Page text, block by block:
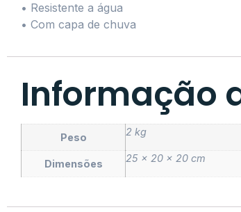
• Resistente a água
• Com capa de chuva
Informação
Peso 2 kg
Dimensões 25 × 20 × 20 cm